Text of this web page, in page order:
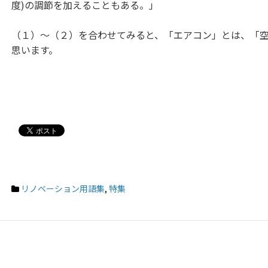
度)の調節を加えることもある。」
（１）〜（２）を合わせてみると、「エアコン」とは、
思います。
リノベーション用語集, 特集